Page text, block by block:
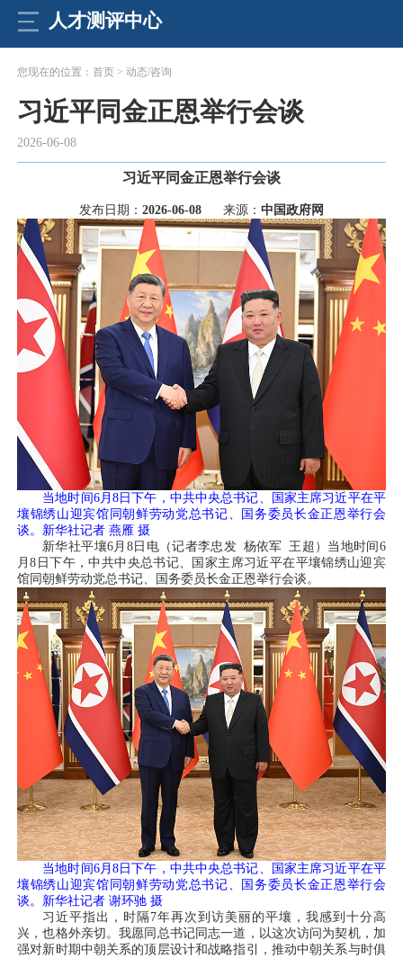
人才测评中心
您现在的位置：首页 > 动态/咨询
习近平同金正恩举行会谈
2026-06-08
习近平同金正恩举行会谈
发布日期： 2026-06-08 来源： 中国政府网
当地时间6月8日下午，中共中央总书记、国家主席习近平在平
壤锦绣山迎宾馆同朝鲜劳动党总书记、国务委员长金正恩举行会
谈。新华社记者 燕雁 摄
新华社平壤6月8日电（记者李忠发 杨依军 王超）当地时间6
月8日下午，中共中央总书记、国家主席习近平在平壤锦绣山迎宾
馆同朝鲜劳动党总书记、国务委员长金正恩举行会谈。
当地时间6月8日下午，中共中央总书记、国家主席习近平在平
壤锦绣山迎宾馆同朝鲜劳动党总书记、国务委员长金正恩举行会
谈。新华社记者 谢环驰 摄
习近平指出，时隔7年再次到访美丽的平壤，我感到十分高
兴，也格外亲切。我愿同总书记同志一道，以这次访问为契机，加
强对新时期中朝关系的顶层设计和战略指引，推动中朝关系与时俱